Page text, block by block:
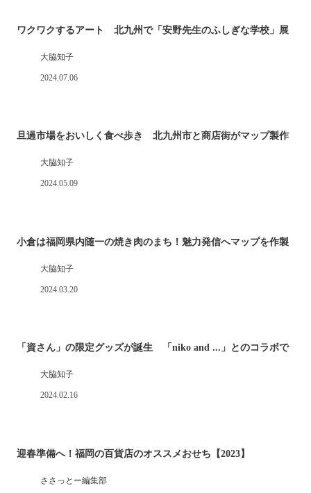
ワクワクするアート 北九州で「安野先生のふしぎな学校」展
大脇知子
2024.07.06
旦過市場をおいしく食べ歩き 北九州市と商店街がマップ製作
大脇知子
2024.05.09
小倉は福岡県内随一の焼き肉のまち！魅力発信へマップを作製
大脇知子
2024.03.20
「資さん」の限定グッズが誕生 「niko and ...」とのコラボで
大脇知子
2024.02.16
迎春準備へ！福岡の百貨店のオススメおせち【2023】
ささっとー編集部